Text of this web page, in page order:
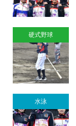
硬式野球
水泳